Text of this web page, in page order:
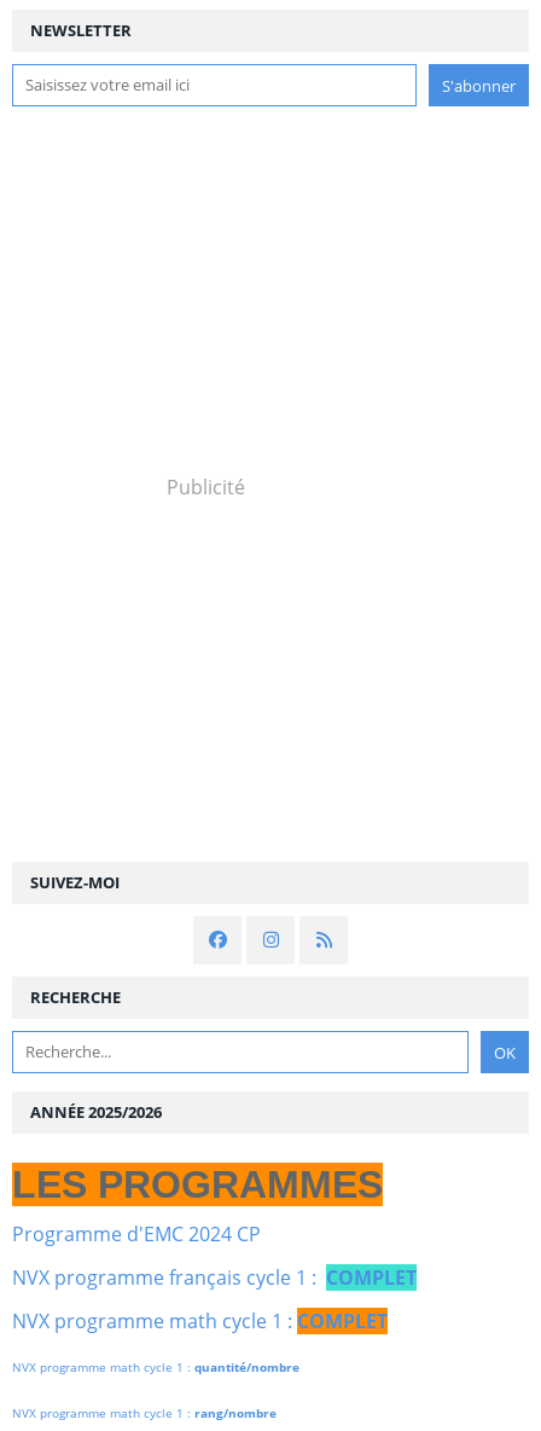
NEWSLETTER
SUIVEZ-MOI
RECHERCHE
Publicité
ANNÉE 2025/2026
LES PROGRAMMES
Programme d'EMC 2024 CP
NVX programme français cycle 1 : COMPLET
NVX programme math cycle 1 : COMPLET
NVX programme math cycle 1 : quantité/nombre
NVX programme math cycle 1 : rang/nombre